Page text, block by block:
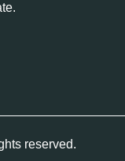
reserved.